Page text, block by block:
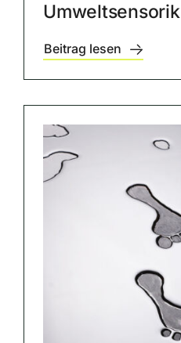
Umweltsensorik
Beitrag lesen